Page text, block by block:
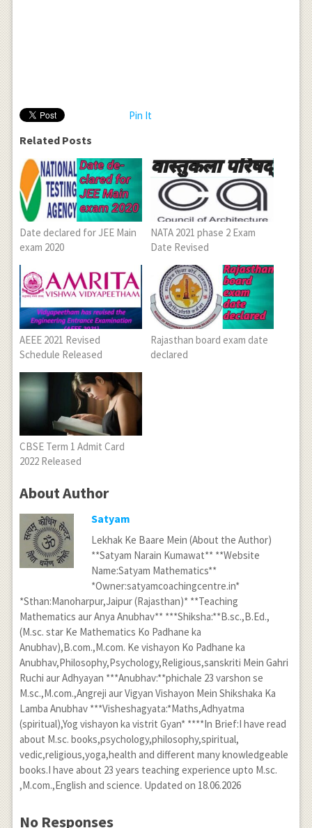
Pin It
Related Posts
Date declared for JEE Main
exam 2020
NATA 2021 phase 2 Exam
Date Revised
AEEE 2021 Revised
Schedule Released
Rajasthan board exam date
declared
CBSE Term 1 Admit Card
2022 Released
About Author
Satyam
Lekhak Ke Baare Mein (About the Author)
**Satyam Narain Kumawat** **Website
Name:Satyam Mathematics**
*Owner:satyamcoachingcentre.in*
*Sthan:Manoharpur,Jaipur (Rajasthan)* **Teaching
Mathematics aur Anya Anubhav** ***Shiksha:**B.sc.,B.Ed.,
(M.sc. star Ke Mathematics Ko Padhane ka
Anubhav),B.com.,M.com. Ke vishayon Ko Padhane ka
Anubhav,Philosophy,Psychology,Religious,sanskriti Mein Gahri
Ruchi aur Adhyayan ***Anubhav:**phichale 23 varshon se
M.sc.,M.com.,Angreji aur Vigyan Vishayon Mein Shikshaka Ka
Lamba Anubhav ***Visheshagyata:*Maths,Adhyatma
(spiritual),Yog vishayon ka vistrit Gyan* ****In Brief:I have read
about M.sc. books,psychology,philosophy,spiritual,
vedic,religious,yoga,health and different many knowledgeable
books.I have about 23 years teaching experience upto M.sc.
,M.com.,English and science. Updated on 18.06.2026
No Responses